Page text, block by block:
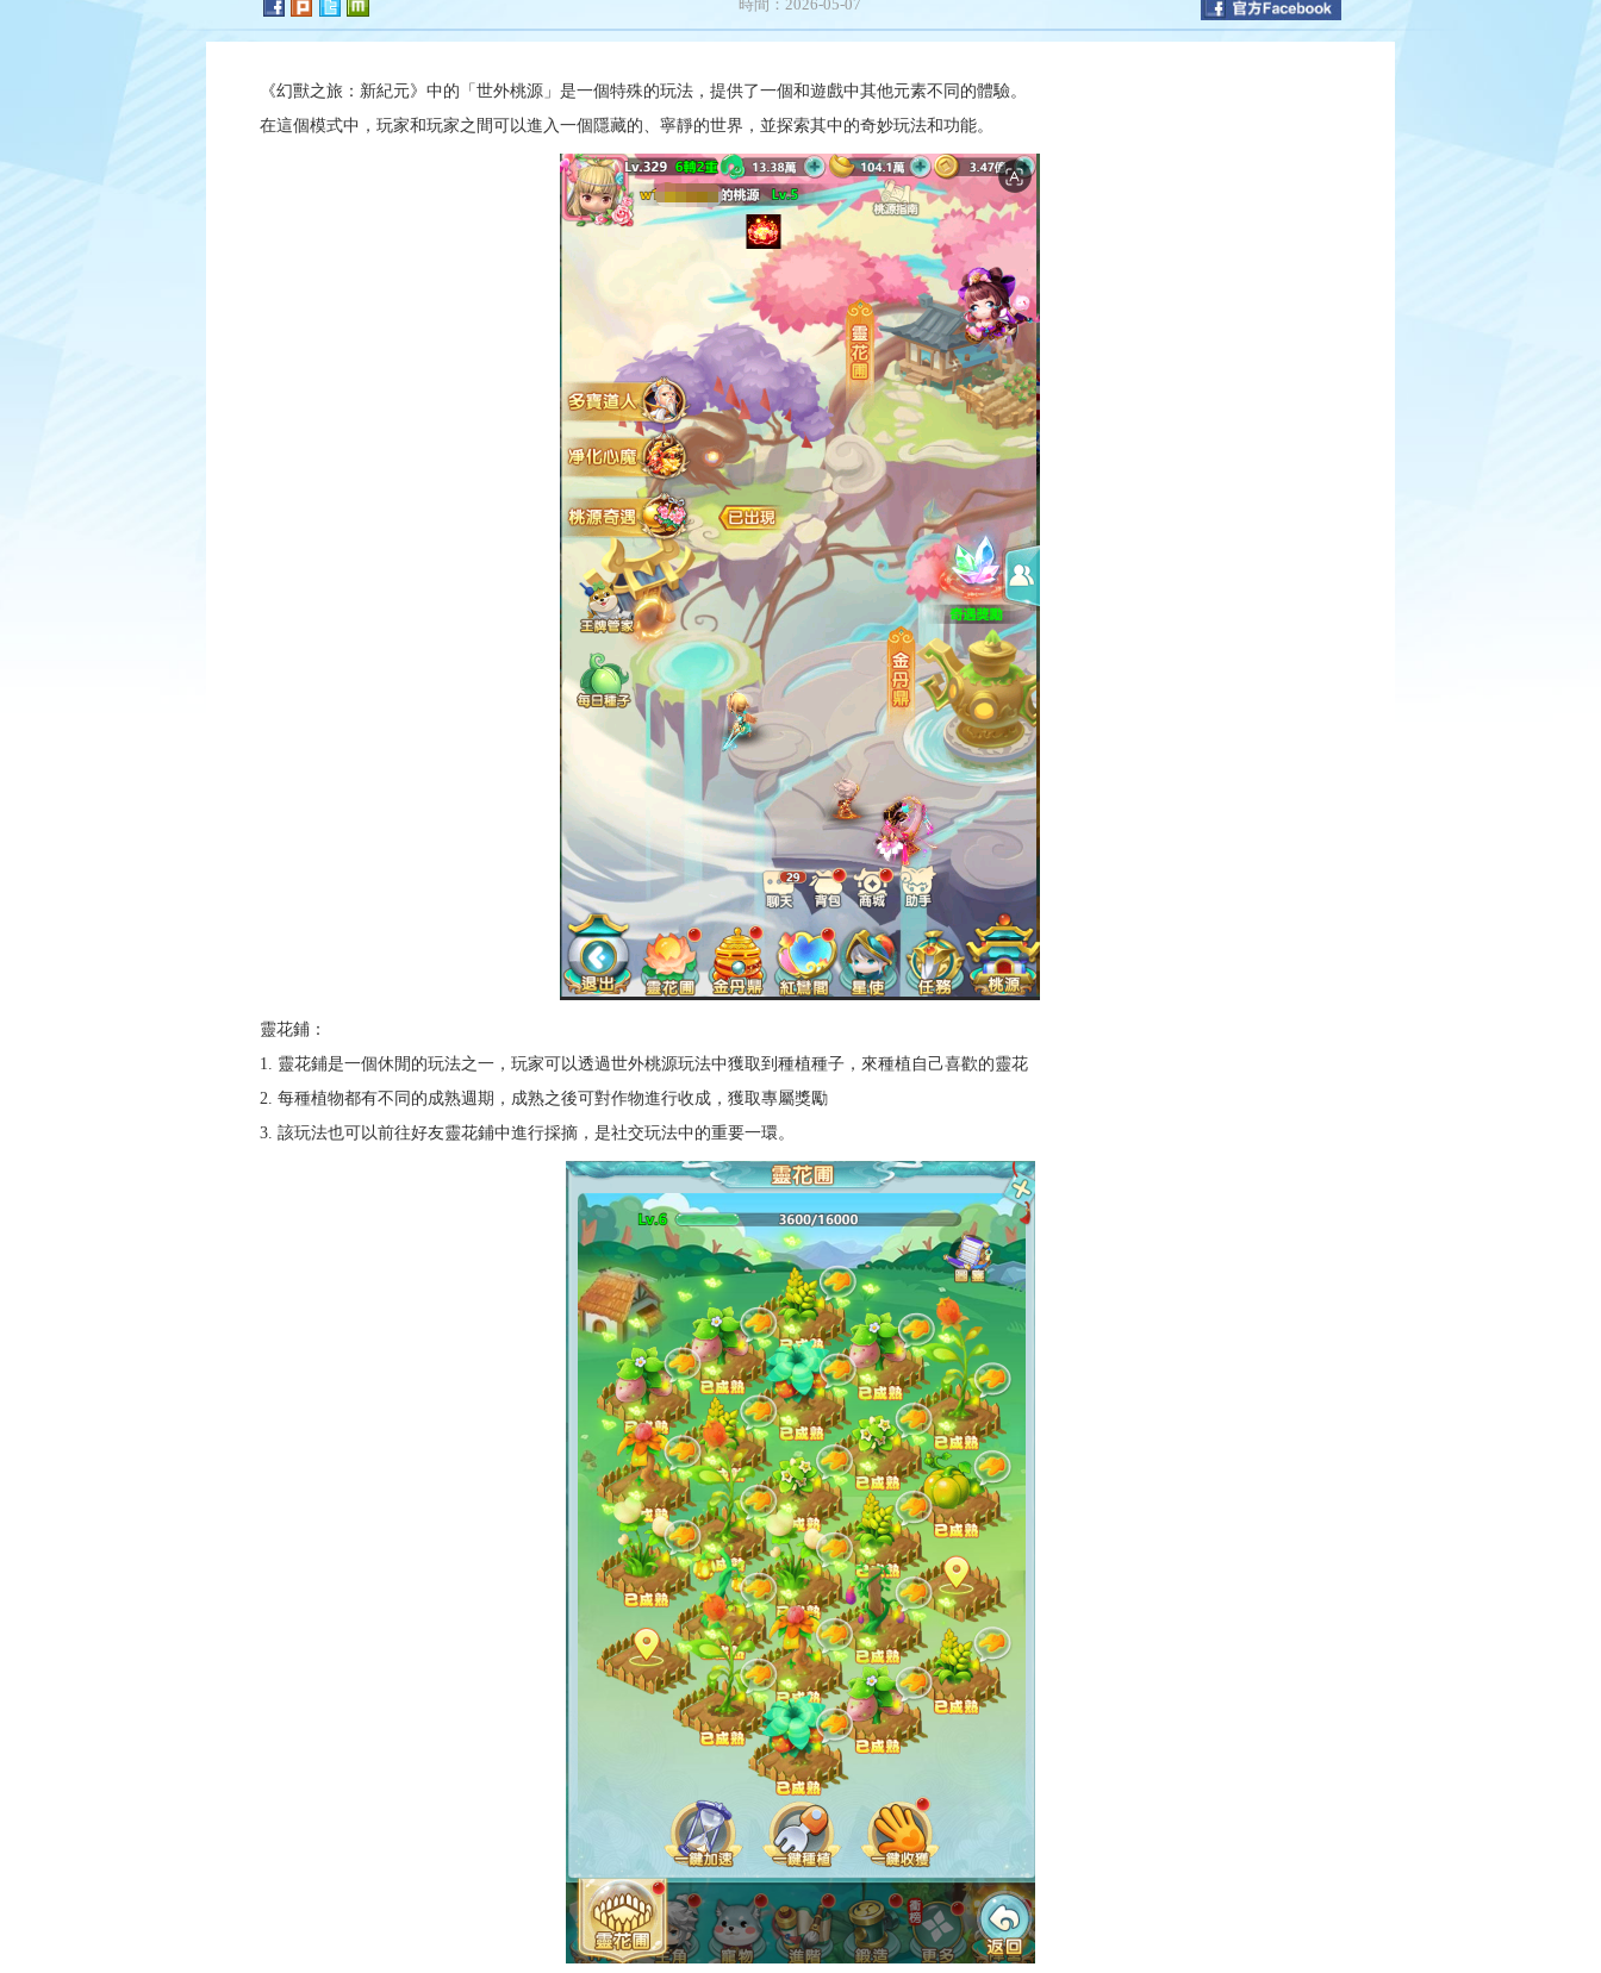
時間：2026-05-07
《幻獸之旅：新紀元》中的「世外桃源」是一個特殊的玩法，提供了一個和遊戲中其他元素不同的體驗。
在這個模式中，玩家和玩家之間可以進入一個隱藏的、寧靜的世界，並探索其中的奇妙玩法和功能。
靈花鋪：
1. 靈花鋪是一個休閒的玩法之一，玩家可以透過世外桃源玩法中獲取到種植種子，來種植自己喜歡的靈花
2. 每種植物都有不同的成熟週期，成熟之後可對作物進行收成，獲取專屬獎勵
3. 該玩法也可以前往好友靈花鋪中進行採摘，是社交玩法中的重要一環。